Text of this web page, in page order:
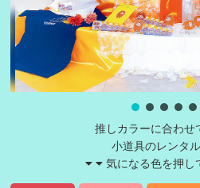
推しカラーに合わせ
小道具のレンタ
気になる色を押し